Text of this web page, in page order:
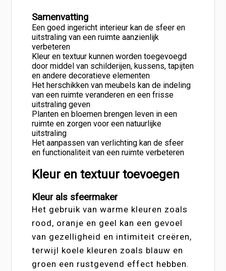
Samenvatting
Een goed ingericht interieur kan de sfeer en
uitstraling van een ruimte aanzienlijk
verbeteren
Kleur en textuur kunnen worden toegevoegd
door middel van schilderijen, kussens, tapijten
en andere decoratieve elementen
Het herschikken van meubels kan de indeling
van een ruimte veranderen en een frisse
uitstraling geven
Planten en bloemen brengen leven in een
ruimte en zorgen voor een natuurlijke
uitstraling
Het aanpassen van verlichting kan de sfeer
en functionaliteit van een ruimte verbeteren
Kleur en textuur toevoegen
Kleur als sfeermaker
Het gebruik van warme kleuren zoals
rood, oranje en geel kan een gevoel
van gezelligheid en intimiteit creëren,
terwijl koele kleuren zoals blauw en
groen een rustgevend effect hebben.